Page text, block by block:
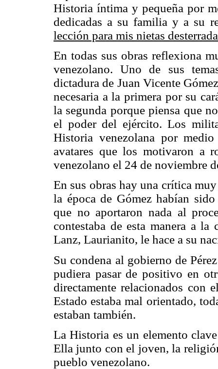
Historia íntima y pequeña por
dedicadas a su familia y a su
lección para mis nietas
En todas sus obras reflexiona
venezolano. Uno de sus
dictadura de Juan Vicente
necesaria a la primera por su
la segunda porque piensa que
el poder del ejército. Los
Historia venezolana por
avatares que los motivaron a
venezolano el 24 de noviembre
En sus obras hay una crítica
la época de Gómez habían
que no aportaron nada al
contestaba de esta manera a
Lanz, Laurianito, le hace a su
Su condena al gobierno de
pudiera pasar de positivo en
directamente relacionados con
Estado estaba mal orientado,
estaban también.
La Historia es un elemento
Ella junto con el joven, la
pueblo venezolano.